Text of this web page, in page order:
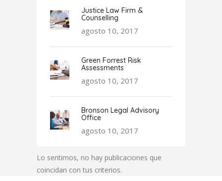
Justice Law Firm &
Counselling
agosto 10, 2017
Green Forrest Risk
Assessments
agosto 10, 2017
Bronson Legal Advisory
Office
agosto 10, 2017
Lo sentimos, no hay publicaciones que
coincidan con tus criterios.